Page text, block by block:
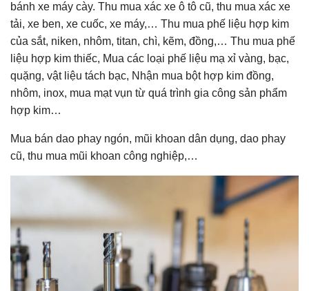
bánh xe máy cày. Thu mua xác xe ô tô cũ, thu mua xác xe
tải, xe ben, xe cuốc, xe máy,… Thu mua phế liệu hợp kim
của sắt, niken, nhôm, titan, chì, kẽm, đồng,… Thu mua phế
liệu hợp kim thiếc, Mua các loại phế liệu mạ xỉ vàng, bạc,
quặng, vật liệu tách bạc, Nhận mua bột hợp kim đồng,
nhôm, inox, mua mạt vụn từ quá trình gia công sản phẩm
hợp kim…
Mua bán dao phay ngón, mũi khoan dân dụng, dao phay
cũ, thu mua mũi khoan công nghiệp,…